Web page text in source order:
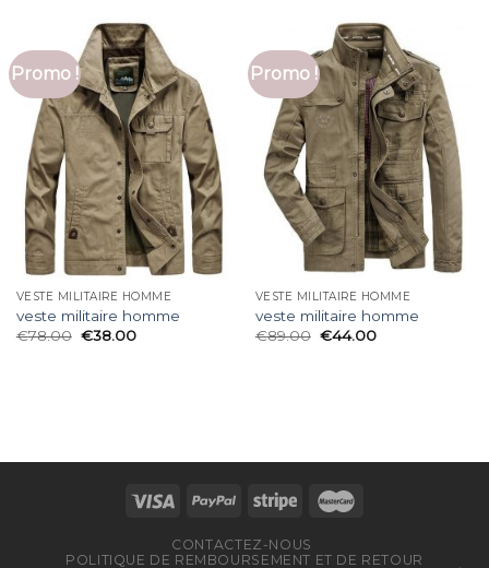
Promo !
VESTE MILITAIRE HOMME
veste militaire homme
€78.00 €38.00
Promo !
VESTE MILITAIRE HOMME
veste militaire homme
€89.00 €44.00
CONTACTEZ-NOUS
POLITIQUE DE REMBOURSEMENT ET DE RETOUR